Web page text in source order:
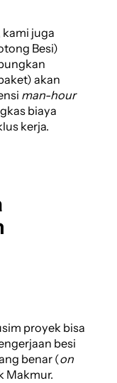
juga
Besi)
akan
man-hour
biaya
kerja.
proyek bisa
besi
benar (on
Makmur.